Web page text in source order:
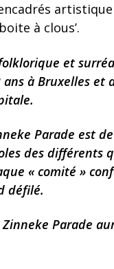
à clous’.
et
ans à Bruxelles
Parade est
des différents
« comité »
défilé.
Parade